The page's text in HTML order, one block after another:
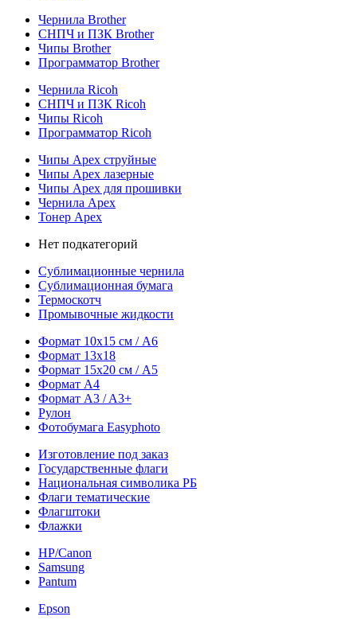
Чернила Brother
СНПЧ и ПЗК Brother
Чипы Brother
Программатор Brother
Чернила Ricoh
СНПЧ и ПЗК Ricoh
Чипы Ricoh
Программатор Ricoh
Чипы Apex струйные
Чипы Apex лазерные
Чипы Apex для прошивки
Чернила Apex
Тонер Apex
Нет подкатегорий
Сублимационные чернила
Сублимационная бумага
Термоскотч
Промывочные жидкости
Формат 10х15 см / A6
Формат 13х18
Формат 15х20 см / A5
Формат А4
Формат A3 / A3+
Рулон
Фотобумага Easyphoto
Изготовление под заказ
Государственные флаги
Национальная символика РБ
Флаги тематические
Флагштоки
Флажки
HP/Canon
Samsung
Pantum
Epson